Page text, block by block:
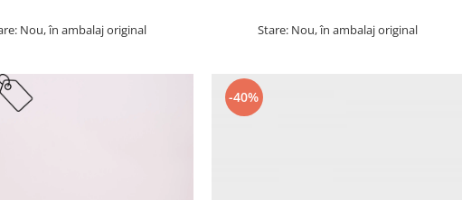
Nou, în ambalaj original Stare: Nou, în ambalaj original
-40%